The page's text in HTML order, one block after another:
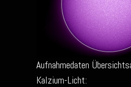
Aufnahmedaten
Kalzium-Licht: